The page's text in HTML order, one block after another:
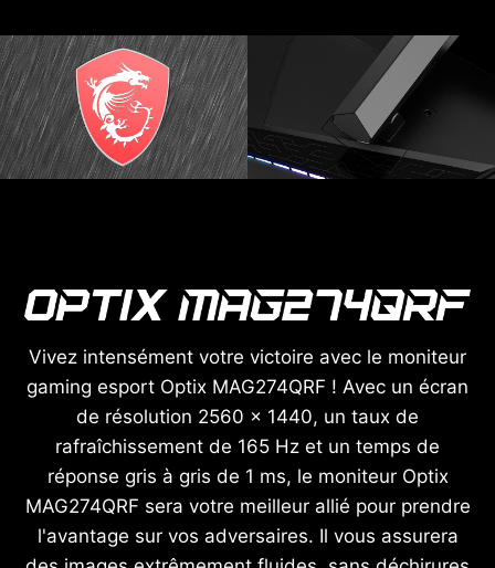
Vivez intensément votre victoire avec le moniteur
gaming esport Optix MAG274QRF ! Avec un écran
de résolution 2560 x 1440, un taux de
rafraîchissement de 165 Hz et un temps de
réponse gris à gris de 1 ms, le moniteur Optix
MAG274QRF sera votre meilleur allié pour prendre
l'avantage sur vos adversaires. Il vous assurera